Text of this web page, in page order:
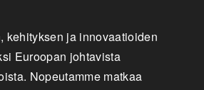
kehityksen ja innovaatioiden
Euroopan johtavista
Nopeutamme matkaa